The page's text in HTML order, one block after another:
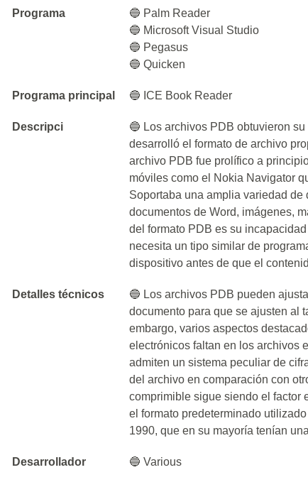
Programa
🔵 Palm Reader
🔵 Microsoft Visual Studio
🔵 Pegasus
🔵 Quicken
Programa principal 🔵 ICE Book Reader
Descripci
🔵 Los archivos PDB obtuvieron
desarrolló el formato de archivo
archivo PDB fue prolífico a
móviles como el Nokia Navigator
Soportaba una amplia variedad
documentos de Word, imágenes,
del formato PDB es su
necesita un tipo similar de
dispositivo antes de que el
Detalles técnicos
🔵 Los archivos PDB pueden
documento para que se ajusten al
embargo, varios aspectos
electrónicos faltan en los archivos
admiten un sistema peculiar de
del archivo en comparación con
comprimible sigue siendo el factor
el formato predeterminado
1990, que en su mayoría tenían
Desarrollador 🔵 Various